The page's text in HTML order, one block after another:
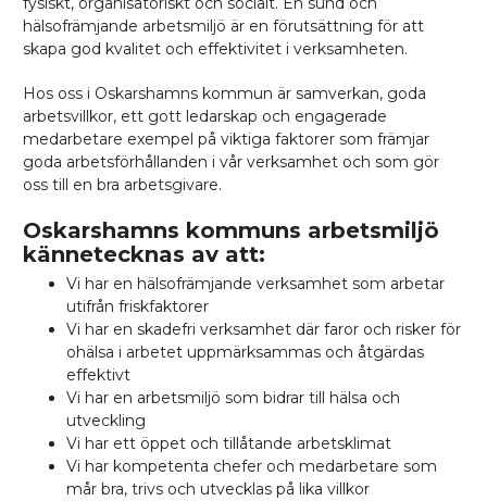
hälsofrämjande arbetsmiljö är en förutsättning för att
skapa god kvalitet och effektivitet i verksamheten.
Hos oss i Oskarshamns kommun är samverkan, goda
arbetsvillkor, ett gott ledarskap och engagerade
medarbetare exempel på viktiga faktorer som främjar
goda arbetsförhållanden i vår verksamhet och som gör
oss till en bra arbetsgivare.
Oskarshamns kommuns arbetsmiljö
kännetecknas av att:
Vi har en hälsofrämjande verksamhet som arbetar
utifrån friskfaktorer
Vi har en skadefri verksamhet där faror och risker för
ohälsa i arbetet uppmärksammas och åtgärdas
effektivt
Vi har en arbetsmiljö som bidrar till hälsa och
utveckling
Vi har ett öppet och tillåtande arbetsklimat
Vi har kompetenta chefer och medarbetare som
mår bra, trivs och utvecklas på lika villkor